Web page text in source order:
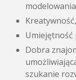
Umiejętność
Dobra
szukanie